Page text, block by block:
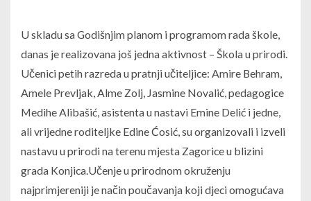
U skladu sa Godišnjim planom i programom rada škole,
danas je realizovana još jedna aktivnost – Škola u prirodi.
Učenici petih razreda u pratnji učiteljice: Amire Behram,
Amele Prevljak, Alme Zolj, Jasmine Novalić, pedagogice
Medihe Alibašić, asistenta u nastavi Emine Delić i jedne,
ali vrijedne roditeljke Edine Ćosić, su organizovali i izveli
nastavu u prirodi na terenu mjesta Zagorice u blizini
grada Konjica.Učenje u prirodnom okruženju
najprimjereniji je način poučavanja koji djeci omogućava